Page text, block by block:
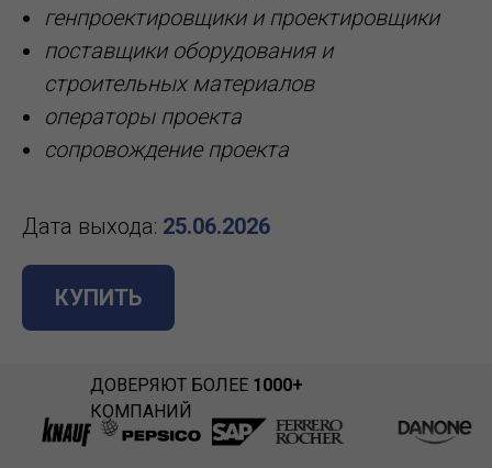
генпроектировщики и проектировщики
поставщики оборудования и
строительных материалов
операторы проекта
сопровождение проекта
Дата выхода: 25.06.2026
КУПИТЬ
ДОВЕРЯЮТ БОЛЕЕ 1000+
КОМПАНИЙ